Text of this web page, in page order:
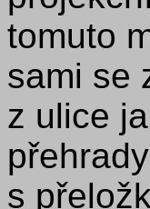
tomuto
sami se
z ulice
s